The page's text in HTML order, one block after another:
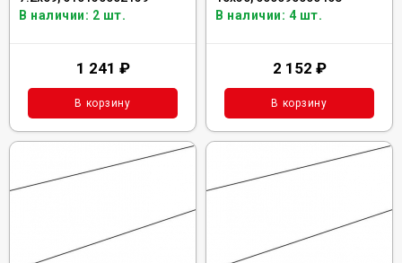
В наличии: 2 шт.
1 241 ₽
В корзину
В наличии: 4 шт.
2 152 ₽
В корзину